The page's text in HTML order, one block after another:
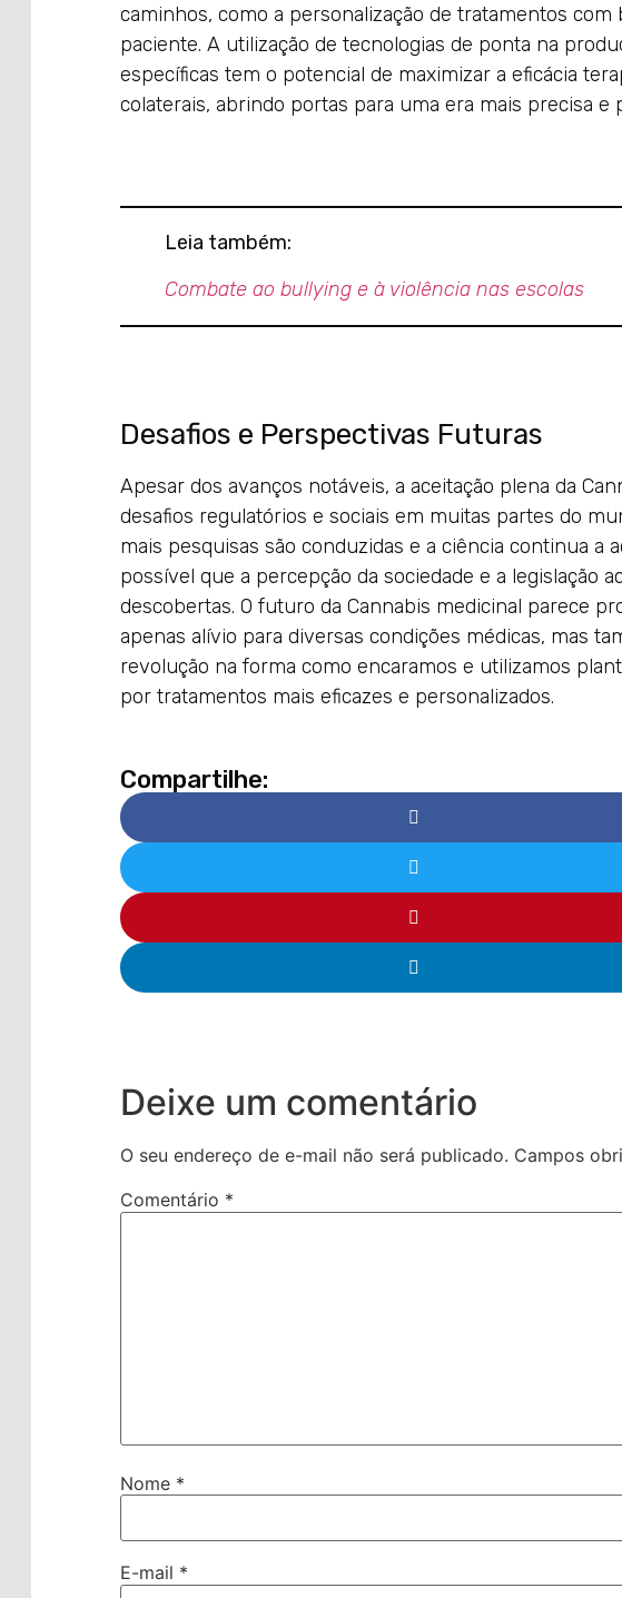
caminhos, como a personalização de tratamentos com
paciente. A utilização de tecnologias de ponta na
específicas tem o potencial de maximizar a eficácia
colaterais, abrindo portas para uma era mais precisa e
Leia também:
Combate ao bullying e à violência nas escolas
Desafios e Perspectivas Futuras
Apesar dos avanços notáveis, a aceitação plena da
desafios regulatórios e sociais em muitas partes do
mais pesquisas são conduzidas e a ciência continua a
possível que a percepção da sociedade e a legislação
descobertas. O futuro da Cannabis medicinal parece
apenas alívio para diversas condições médicas, mas
revolução na forma como encaramos e utilizamos
por tratamentos mais eficazes e personalizados.
Compartilhe:
Deixe um comentário
O seu endereço de e-mail não será publicado. Campos
Comentário *
Nome *
E-mail *